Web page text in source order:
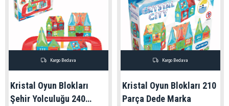
Kristal Oyun Blokları
Şehir Yolculuğu 240
Kargo Bedava
Kristal Oyun Blokları 210
Parça Dede Marka
Kargo Bedava